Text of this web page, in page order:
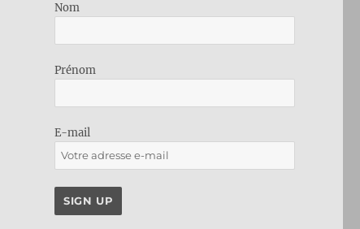
Nom
Prénom
E-mail